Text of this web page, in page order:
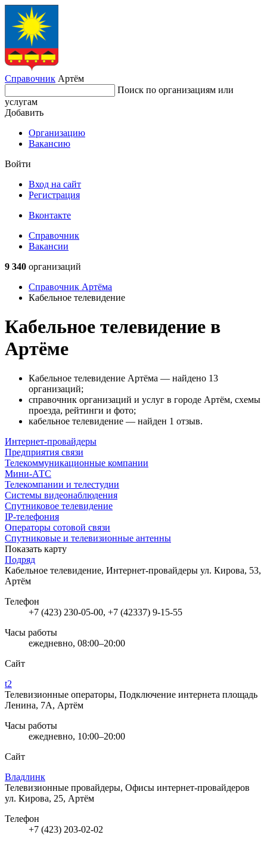
Справочник Артём
Поиск по организациям или
услугам
Добавить
Организацию
Вакансию
Войти
Вход на сайт
Регистрация
Вконтакте
Справочник
Вакансии
9 340 организаций
Справочник Артёма
Кабельное телевидение
Кабельное телевидение в
Артёме
Кабельное телевидение Артёма — найдено 13
организаций;
справочник организаций и услуг в городе Артём, схемы
проезда, рейтинги и фото;
кабельное телевидение — найден 1 отзыв.
Интернет-провайдеры
Предприятия связи
Телекоммуникационные компании
Мини-АТС
Телекомпании и телестудии
Системы видеонаблюдения
Спутниковое телевидение
IP-телефония
Операторы сотовой связи
Спутниковые и телевизионные антенны
Показать карту
Подряд
Кабельное телевидение, Интернет-провайдеры ул. Кирова, 53,
Артём
Телефон
+7 (423) 230-05-00, +7 (42337) 9-15-55
Часы работы
ежедневно, 08:00–20:00
Сайт
t2
Телевизионные операторы, Подключение интернета площадь
Ленина, 7А, Артём
Часы работы
ежедневно, 10:00–20:00
Сайт
Владлинк
Телевизионные провайдеры, Офисы интернет-провайдеров
ул. Кирова, 25, Артём
Телефон
+7 (423) 203-02-02